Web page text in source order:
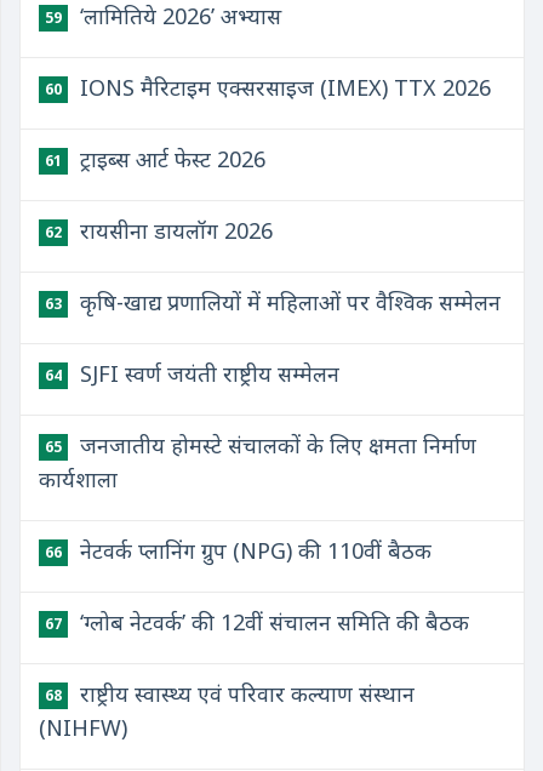
59 ‘लामितिये 2026’ अभ्यास
60 IONS मैरिटाइम एक्सरसाइज (IMEX) TTX 2026
61 ट्राइब्स आर्ट फेस्ट 2026
62 रायसीना डायलॉग 2026
63 कृषि-खाद्य प्रणालियों में महिलाओं पर वैश्विक सम्मेलन
64 SJFI स्वर्ण जयंती राष्ट्रीय सम्मेलन
65
जनजातीय होमस्टे संचालकों के लिए क्षमता निर्माण
कार्यशाला
66 नेटवर्क प्लानिंग ग्रुप (NPG) की 110वीं बैठक
67 ‘ग्लोब नेटवर्क’ की 12वीं संचालन समिति की बैठक
68
राष्ट्रीय स्वास्थ्य एवं परिवार कल्याण संस्थान
(NIHFW)